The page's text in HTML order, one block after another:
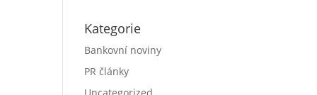
Kategorie
Bankovní noviny
PR články